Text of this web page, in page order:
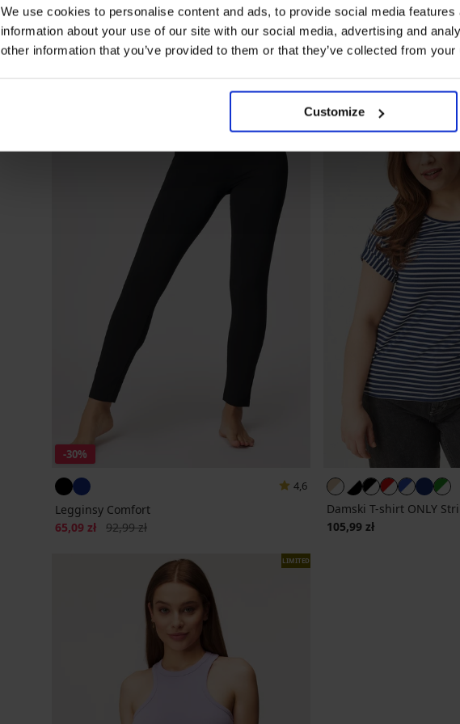
We use cookies to personalise content and ads, to provide social media
information about your use of our site with our social media, advertising and
other information that you’ve provided to them or that they’ve collected from
Customize
-30%
4,6
Legginsy Comfort
Zniżka
65,09 zł Pierwotna cena
92,99 zł
Damski T-shirt ONLY
105,99 zł
LIMITED